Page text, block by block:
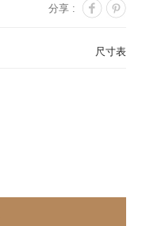
分享 :
尺寸表